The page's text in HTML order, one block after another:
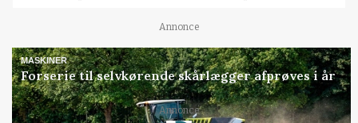
Annonce
MASKINER
Forserie til selvkørende skårlægger afprøves i år
Annonce